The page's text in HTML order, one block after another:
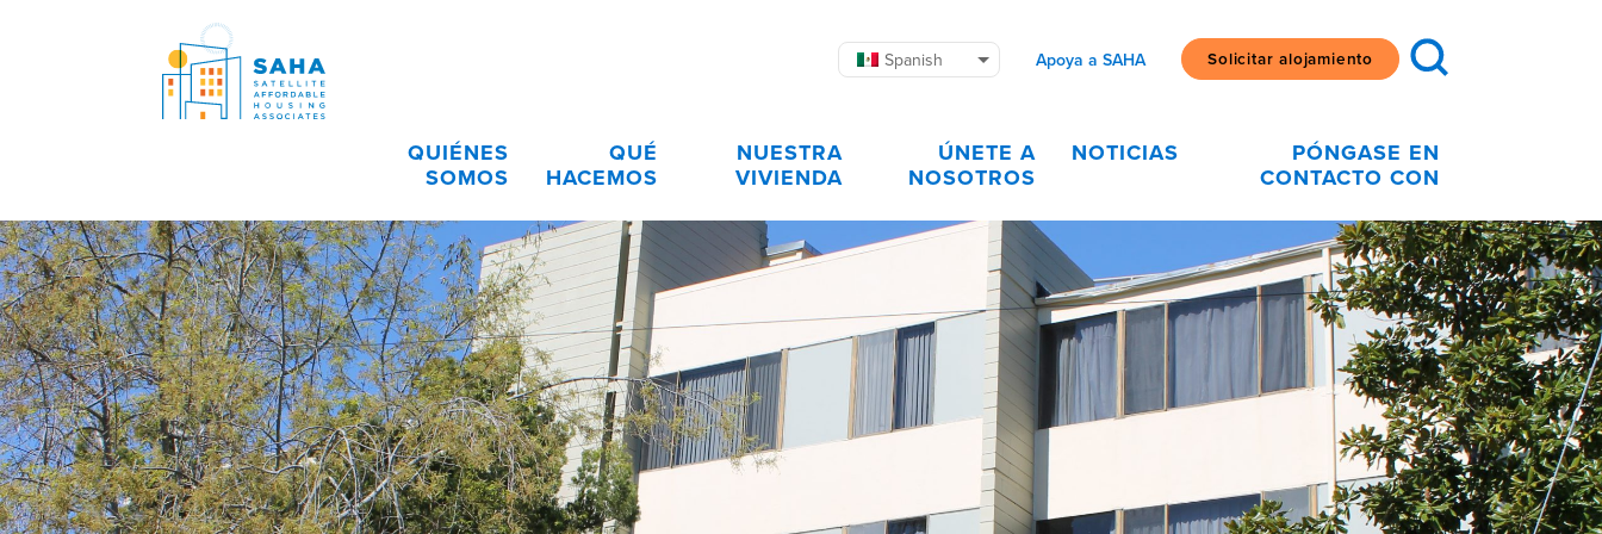
Saltar al contenido
Spanish Apoya a SAHA Solicitar alojamiento
QUIÉNES
SOMOS
QUÉ
HACEMOS
NUESTRA
VIVIENDA
ÚNETE A
NOSOTROS
NOTICIAS
PÓNGASE EN
CONTACTO CON